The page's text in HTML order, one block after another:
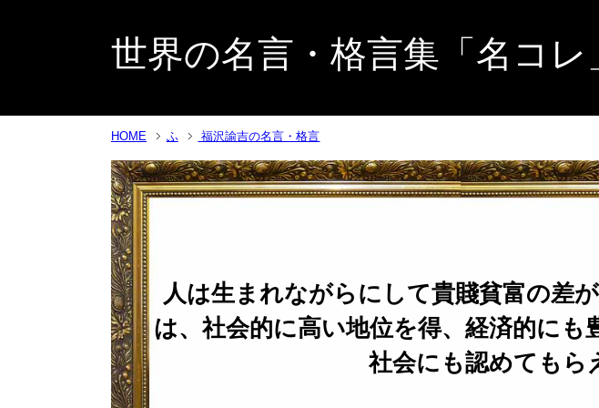
世界の名言・格言集「名コレ
HOME ふ 福沢諭吉の名言・格言
人は生まれながらにして貴賤貧富の差
は、社会的に高い地位を得、経済的にも
社会にも認めてもら